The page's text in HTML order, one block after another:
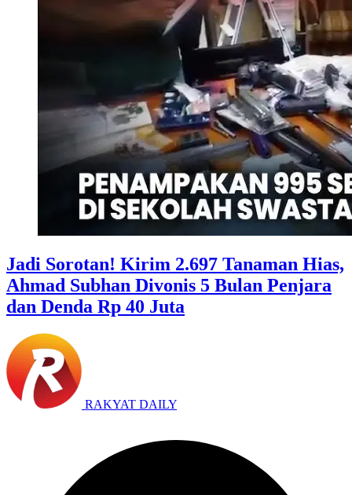
Jadi Sorotan! Kirim 2.697 Tanaman Hias,
Ahmad Subhan Divonis 5 Bulan Penjara
dan Denda Rp 40 Juta
RAKYAT DAILY